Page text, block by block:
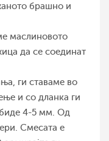
брашно и
маслиновото
да се соединат
ги ставаме во
и со дланка ги
биде 4-5 мм. Од
Смесата е